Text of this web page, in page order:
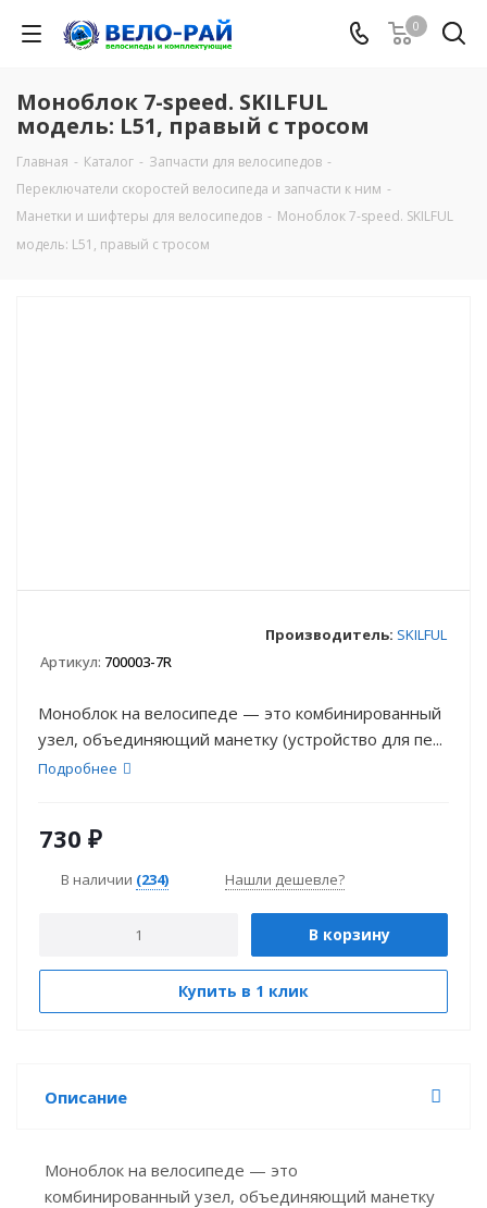
0
Моноблок 7-speed. SKILFUL
модель: L51, правый с тросом
Главная - Каталог - Запчасти для велосипедов -
Переключатели скоростей велосипеда и запчасти к ним -
Манетки и шифтеры для велосипедов - Моноблок 7-speed. SKILFUL
модель: L51, правый с тросом
Артикул: 700003-7R
Производитель: SKILFUL
Моноблок на велосипеде — это комбинированный
узел, объединяющий манетку (устройство для пе...
Подробнее
730 ₽
В наличии (234) Нашли дешевле?
В корзину
Купить в 1 клик
Описание
Моноблок на велосипеде — это
комбинированный узел, объединяющий манетку